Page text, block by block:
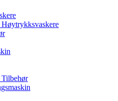
Høytrykksvaskere
Tilbehør